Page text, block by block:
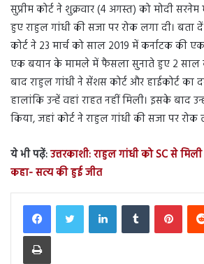
सुप्रीम कोर्ट ने शुक्रवार (4 अगस्त) को मोदी
हुए राहुल गांधी की सजा पर रोक लगा दी। बता
कोर्ट ने 23 मार्च को साल 2019 में कर्नाटक की
एक बयान के मामले में फैसला सुनाते हुए 2 साल
बाद राहुल गांधी ने सेंशस कोर्ट और हाईकोर्ट का
हालांकि उन्हें वहां राहत नहीं मिली। इसके बाद
किया, जहां कोर्ट ने राहुल गांधी की सजा पर रोक
ये भी पढ़ें:उत्तरकाशी: राहुल गांधी को SC से मिली
कहा- सत्य की हुई जीत
LinkedInTumblr
Print